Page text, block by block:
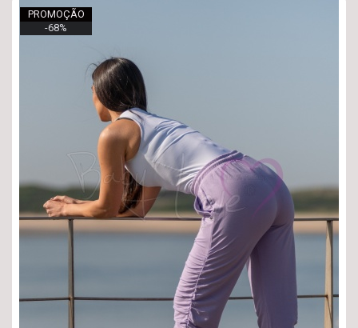
PROMOÇÃO
-68%